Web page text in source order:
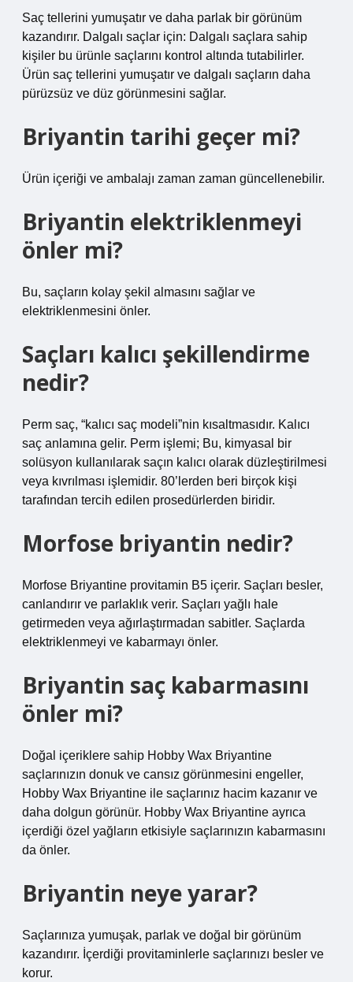
Saç tellerini yumuşatır ve daha parlak bir görünüm
kazandırır. Dalgalı saçlar için: Dalgalı saçlara sahip
kişiler bu ürünle saçlarını kontrol altında tutabilirler.
Ürün saç tellerini yumuşatır ve dalgalı saçların daha
pürüzsüz ve düz görünmesini sağlar.
Briyantin tarihi geçer mi?
Ürün içeriği ve ambalajı zaman zaman güncellenebilir.
Briyantin elektriklenmeyi
önler mi?
Bu, saçların kolay şekil almasını sağlar ve
elektriklenmesini önler.
Saçları kalıcı şekillendirme
nedir?
Perm saç, “kalıcı saç modeli”nin kısaltmasıdır. Kalıcı
saç anlamına gelir. Perm işlemi; Bu, kimyasal bir
solüsyon kullanılarak saçın kalıcı olarak düzleştirilmesi
veya kıvrılması işlemidir. 80’lerden beri birçok kişi
tarafından tercih edilen prosedürlerden biridir.
Morfose briyantin nedir?
Morfose Briyantine provitamin B5 içerir. Saçları besler,
canlandırır ve parlaklık verir. Saçları yağlı hale
getirmeden veya ağırlaştırmadan sabitler. Saçlarda
elektriklenmeyi ve kabarmayı önler.
Briyantin saç kabarmasını
önler mi?
Doğal içeriklere sahip Hobby Wax Briyantine
saçlarınızın donuk ve cansız görünmesini engeller,
Hobby Wax Briyantine ile saçlarınız hacim kazanır ve
daha dolgun görünür. Hobby Wax Briyantine ayrıca
içerdiği özel yağların etkisiyle saçlarınızın kabarmasını
da önler.
Briyantin neye yarar?
Saçlarınıza yumuşak, parlak ve doğal bir görünüm
kazandırır. İçerdiği provitaminlerle saçlarınızı besler ve
korur.